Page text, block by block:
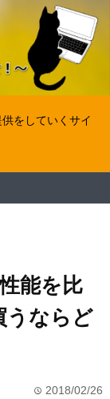
をしていくサイ
能を比
うならど
time 2018/02/26